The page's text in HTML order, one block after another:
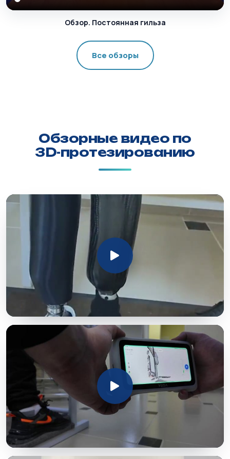
Обзор. Постоянная гильза
Все обзоры
Обзорные видео по
3D-протезированию